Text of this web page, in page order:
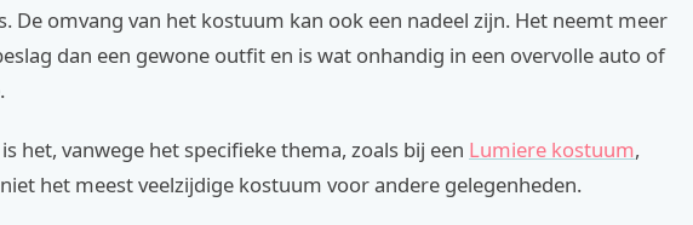
De omvang van het kostuum kan ook een nadeel zijn. Het neemt meer
dan een gewone outfit en is wat onhandig in een overvolle auto of
het, vanwege het specifieke thema, zoals bij een Lumiere kostuum,
het meest veelzijdige kostuum voor andere gelegenheden.